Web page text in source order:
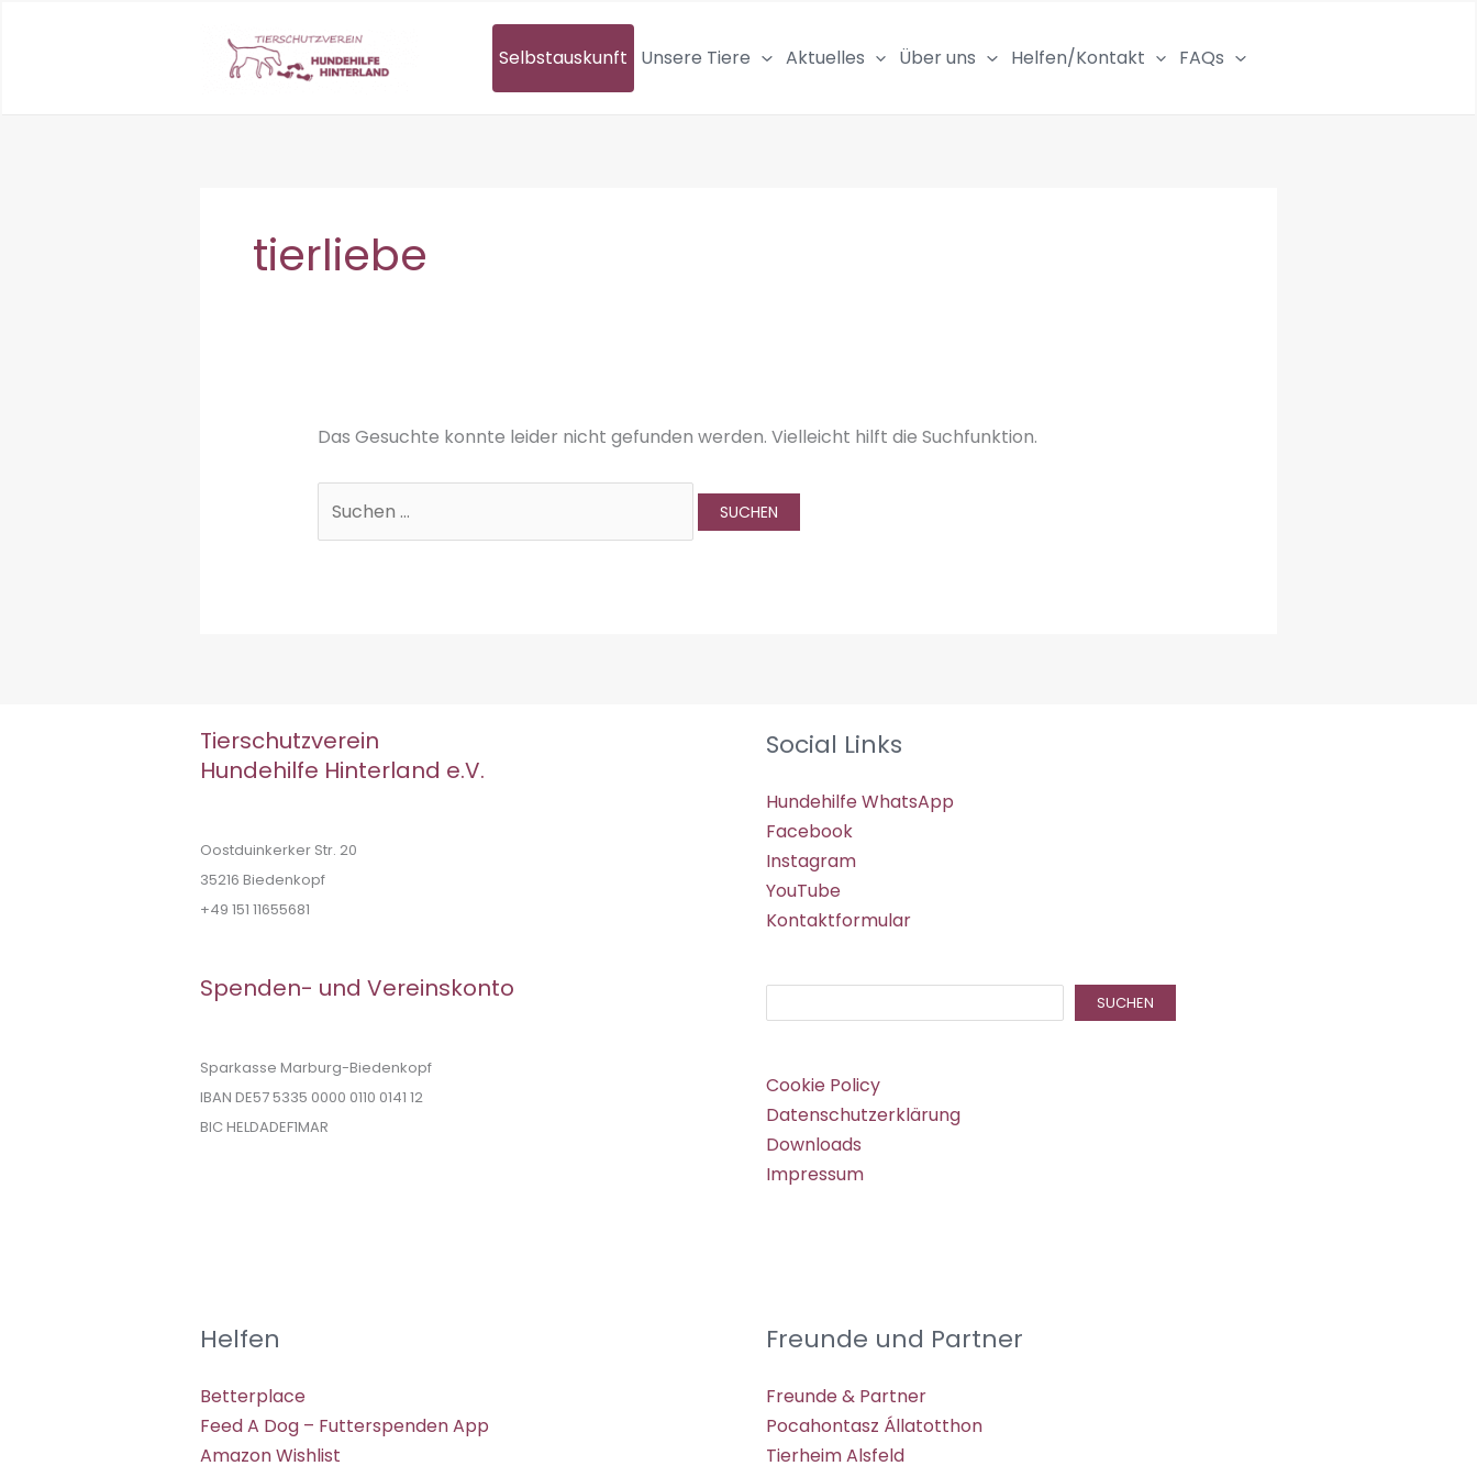
Selbstauskunft Unsere Tiere Aktuelles Über uns Helfen/Kontakt FAQs
tierliebe
Das Gesuchte konnte leider nicht gefunden werden. Vielleicht hilft die Suchfunktion.
nach:
Tierschutzverein
Hundehilfe Hinterland e.V.
Oostduinkerker Str. 20
35216 Biedenkopf
+49 151 11655681
Spenden- und Vereinskonto
Sparkasse Marburg-Biedenkopf
IBAN DE57 5335 0000 0110 0141 12
BIC HELDADEF1MAR
Social Links
Hundehilfe WhatsApp
Facebook
Instagram
YouTube
Kontaktformular
SUCHEN
Cookie Policy
Datenschutzerklärung
Downloads
Impressum
Helfen
Betterplace
Feed A Dog – Futterspenden App
Amazon Wishlist
Freunde und Partner
Freunde & Partner
Pocahontasz Állatotthon
Tierheim Alsfeld